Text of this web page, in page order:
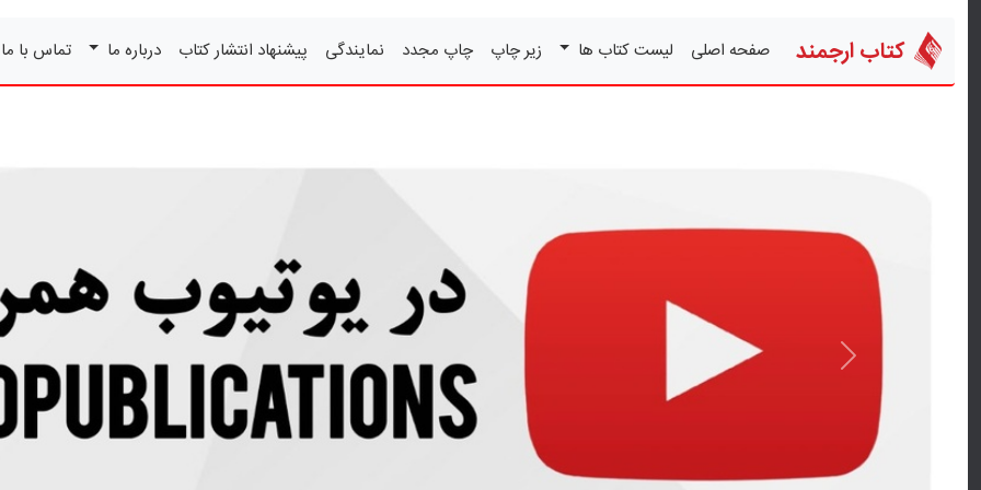
کتاب ارجمند صفحه اصلی لیست کتاب ها زیر چاپ چاپ مجدد نمایندگی پیشنهاد انتشار کتاب درباره ما تماس با
قبلی